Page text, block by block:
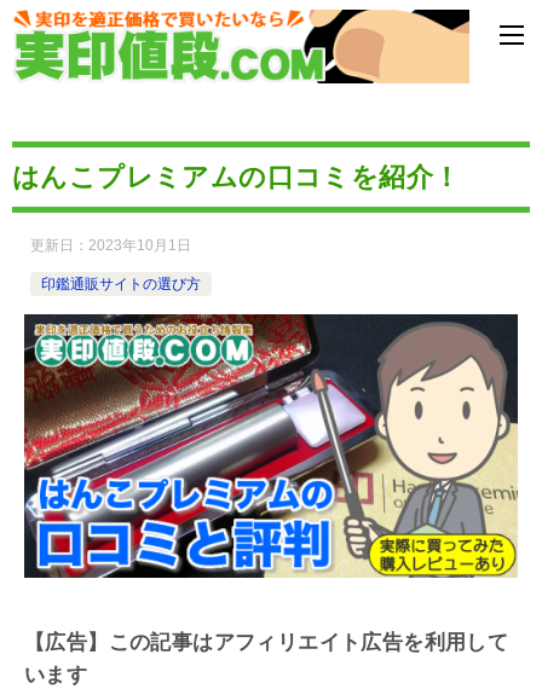
はんこプレミアムの口コミを紹介！
更新日： 2023年10月1日
印鑑通販サイトの選び方
【広告】この記事はアフィリエイト広告を利用して
います